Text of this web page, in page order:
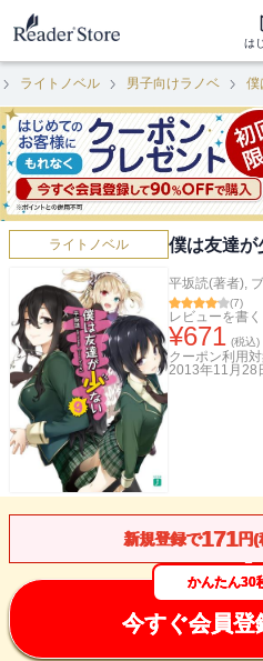
は
ライトノベル 男子向けラノベ 僕
ライトノベル 僕は友達が
平坂読(著者),
(7)
レビューを書く
¥671 (税込)
クーポン利用
2013年11月28
新規登録で171 円
かんたん30
今すぐ会員登